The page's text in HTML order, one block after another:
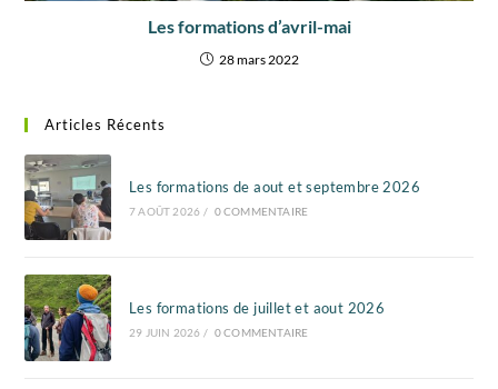
Les formations d’avril-mai
28 mars 2022
Articles Récents
Les formations de aout et septembre 2026
7 AOÛT 2026 / 0 COMMENTAIRE
Les formations de juillet et aout 2026
29 JUIN 2026 / 0 COMMENTAIRE